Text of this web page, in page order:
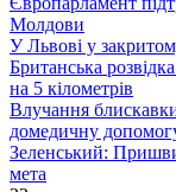
Молдови
У Львові у
Британська
на 5 кілометрів
Влучання
домедичну
Зеленський:
мета